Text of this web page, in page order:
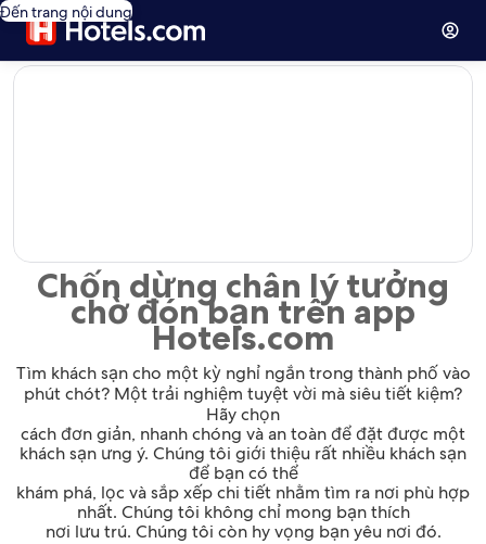
Đến trang nội dung
editorial
Chốn dừng chân lý tưởng
chờ đón bạn trên app
Hotels.com
Tìm khách sạn cho một kỳ nghỉ ngắn trong thành phố vào
phút chót? Một trải nghiệm tuyệt vời mà siêu tiết kiệm?
Hãy chọn
cách đơn giản, nhanh chóng và an toàn để đặt được một
khách sạn ưng ý. Chúng tôi giới thiệu rất nhiều khách sạn
để bạn có thể
khám phá, lọc và sắp xếp chi tiết nhằm tìm ra nơi phù hợp
nhất. Chúng tôi không chỉ mong bạn thích
nơi lưu trú. Chúng tôi còn hy vọng bạn yêu nơi đó.